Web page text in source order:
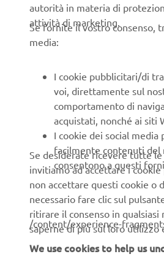
Chi siamo
Eventi
Stampa
Lavora con noi
Lavora presso una
Concessionaria Ufficiale
Yamaha
autorità in materia di
attività di marketing.
Se fornite il vostro consenso,
media:
I cookie pubblicitari/di
voi, direttamente sul
comportamento di
acquistati, nonché ai siti
I cookie dei social
facilmente contenuti del
consentono a questi
Se desiderate ricevere tutte
invitiamo ad accettare i
non accettare questi cookie o
necessario fare clic sul
ritirare il consenso in
saperne di più sul loro utilizzo
/content/experience-
We use cookies to help us